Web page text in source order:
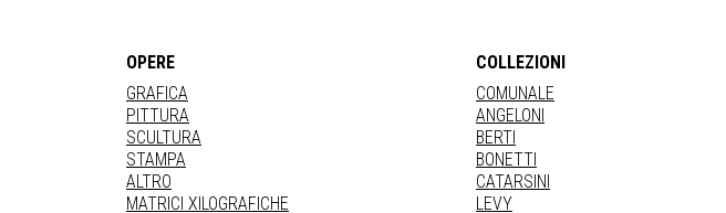
OPERE
GRAFICA
PITTURA
SCULTURA
STAMPA
ALTRO
MATRICI XILOGRAFICHE
COLLEZIONI
COMUNALE
ANGELONI
BERTI
BONETTI
CATARSINI
LEVY